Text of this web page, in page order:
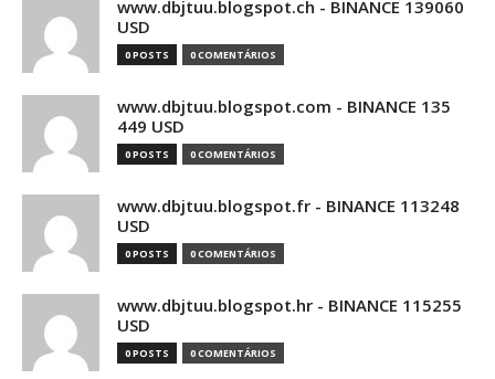
www.dbjtuu.blogspot.ch - BINANCE 139060
USD
0 POSTS 0 COMENTÁRIOS
www.dbjtuu.blogspot.com - BINANCE 135
449 USD
0 POSTS 0 COMENTÁRIOS
www.dbjtuu.blogspot.fr - BINANCE 113248
USD
0 POSTS 0 COMENTÁRIOS
www.dbjtuu.blogspot.hr - BINANCE 115255
USD
0 POSTS 0 COMENTÁRIOS